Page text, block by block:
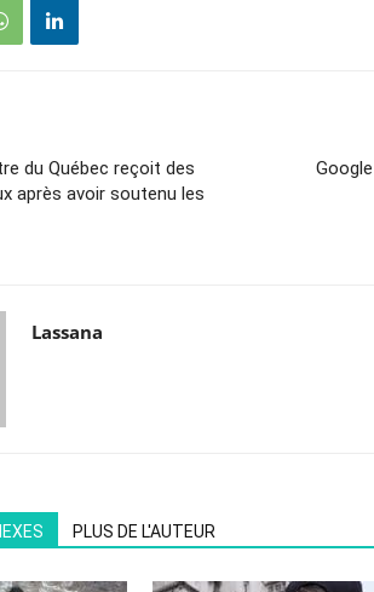
du Québec reçoit des
après avoir soutenu les
Lassana
PLUS DE L'AUTEUR